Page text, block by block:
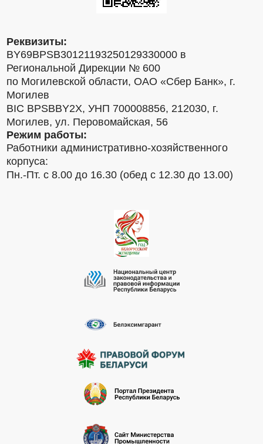
Реквизиты:
BY69BPSB30121193250129330000 в
Региональной Дирекции № 600
по Могилевской области, ОАО «Сбер Банк», г.
Могилев
BIC BPSBBY2X, УНП 700008856, 212030, г.
Могилев, ул. Перовомайская, 56
Режим работы:
Работники административно-хозяйственного
корпуса:
Пн.-Пт. с 8.00 до 16.30 (обед с 12.30 до 13.00)